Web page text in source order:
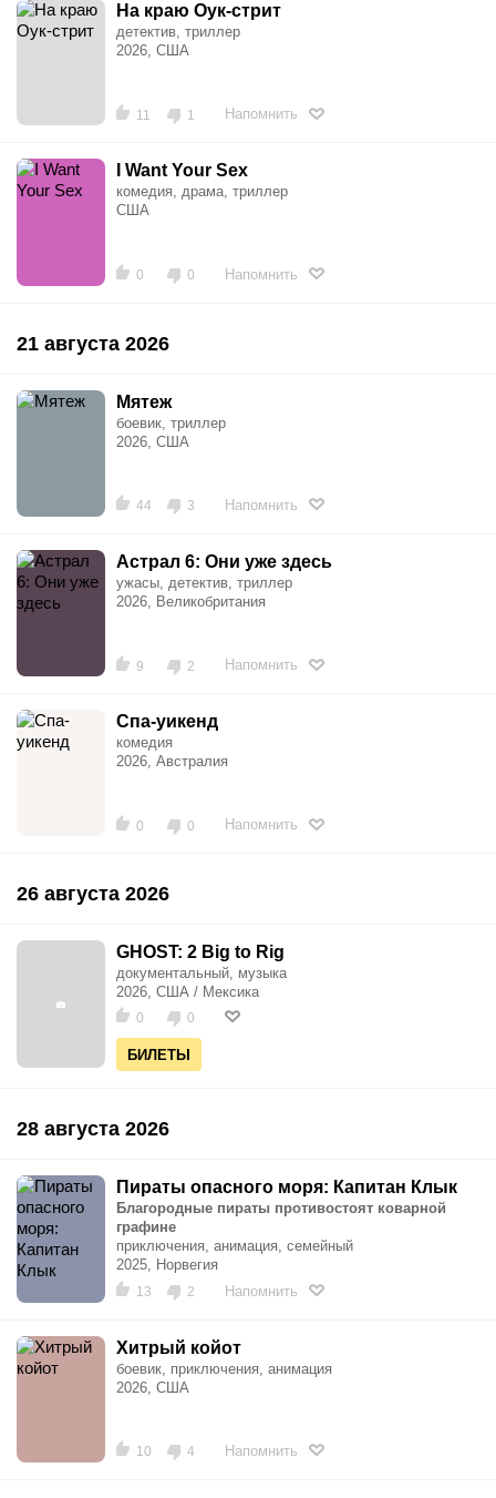
На краю Оук-стрит
детектив, триллер
2026, США
11 1 Напомнить
I Want Your Sex
комедия, драма, триллер
США
0 0 Напомнить
21 августа 2026
Мятеж
боевик, триллер
2026, США
44 3 Напомнить
Астрал 6: Они уже здесь
ужасы, детектив, триллер
2026, Великобритания
9 2 Напомнить
Спа-уикенд
комедия
2026, Австралия
0 0 Напомнить
26 августа 2026
GHOST: 2 Big to Rig
документальный, музыка
2026, США / Мексика
0 0
БИЛЕТЫ
28 августа 2026
Пираты опасного моря: Капитан Клык
Благородные пираты противостоят коварной
графине
приключения, анимация, семейный
2025, Норвегия
13 2 Напомнить
Хитрый койот
боевик, приключения, анимация
2026, США
10 4 Напомнить